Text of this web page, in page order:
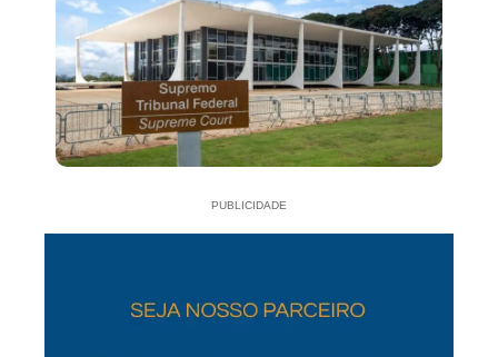
PUBLICIDADE